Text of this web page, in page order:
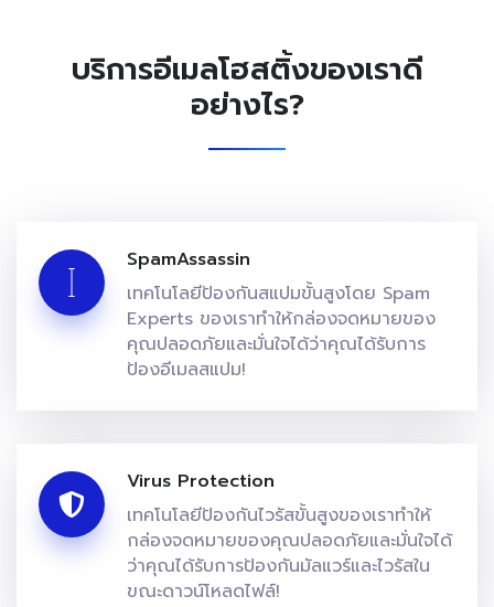
บริการอีเมลโฮสติ้งของเราดี
อย่างไร?
SpamAssassin
เทคโนโลยีป้องกันสแปมขั้นสูงโดย Spam
Experts ของเราทำให้กล่องจดหมายของ
คุณปลอดภัยและมั่นใจได้ว่าคุณได้รับการ
ป้องอีเมลสแปม!
Virus Protection
เทคโนโลยีป้องกันไวรัสขั้นสูงของเราทำให้
กล่องจดหมายของคุณปลอดภัยและมั่นใจได้
ว่าคุณได้รับการป้องกันมัลแวร์และไวรัสใน
ขณะดาวน์โหลดไฟล์!